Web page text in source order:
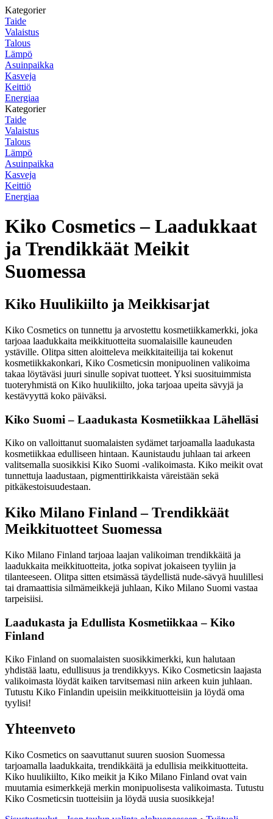
Kategorier
Taide
Valaistus
Talous
Lämpö
Asuinpaikka
Kasveja
Keittiö
Energiaa
Kategorier
Taide
Valaistus
Talous
Lämpö
Asuinpaikka
Kasveja
Keittiö
Energiaa
Kiko Cosmetics – Laadukkaat
ja Trendikkäät Meikit
Suomessa
Kiko Huulikiilto ja Meikkisarjat
Kiko Cosmetics on tunnettu ja arvostettu kosmetiikkamerkki, joka
tarjoaa laadukkaita meikkituotteita suomalaisille kauneuden
ystäville. Olitpa sitten aloitteleva meikkitaiteilija tai kokenut
kosmetiikkakonkari, Kiko Cosmeticsin monipuolinen valikoima
takaa löytäväsi juuri sinulle sopivat tuotteet. Yksi suosituimmista
tuoteryhmistä on Kiko huulikiilto, joka tarjoaa upeita sävyjä ja
kestävyyttä koko päiväksi.
Kiko Suomi – Laadukasta Kosmetiikkaa Lähelläsi
Kiko on valloittanut suomalaisten sydämet tarjoamalla laadukasta
kosmetiikkaa edulliseen hintaan. Kaunistaudu juhlaan tai arkeen
valitsemalla suosikkisi Kiko Suomi -valikoimasta. Kiko meikit ovat
tunnettuja laadustaan, pigmenttirikkaista väreistään sekä
pitkäkestoisuudestaan.
Kiko Milano Finland – Trendikkäät
Meikkituotteet Suomessa
Kiko Milano Finland tarjoaa laajan valikoiman trendikkäitä ja
laadukkaita meikkituotteita, jotka sopivat jokaiseen tyyliin ja
tilanteeseen. Olitpa sitten etsimässä täydellistä nude-sävyä huulillesi
tai dramaattisia silmämeikkejä juhlaan, Kiko Milano Suomi vastaa
tarpeisiisi.
Laadukasta ja Edullista Kosmetiikkaa – Kiko
Finland
Kiko Finland on suomalaisten suosikkimerkki, kun halutaan
yhdistää laatu, edullisuus ja trendikkyys. Kiko Cosmeticsin laajasta
valikoimasta löydät kaiken tarvitsemasi niin arkeen kuin juhlaan.
Tutustu Kiko Finlandin upeisiin meikkituotteisiin ja löydä oma
tyylisi!
Yhteenveto
Kiko Cosmetics on saavuttanut suuren suosion Suomessa
tarjoamalla laadukkaita, trendikkäitä ja edullisia meikkituotteita.
Kiko huulikiilto, Kiko meikit ja Kiko Milano Finland ovat vain
muutamia esimerkkejä merkin monipuolisesta valikoimasta. Tutustu
Kiko Cosmeticsin tuotteisiin ja löydä uusia suosikkeja!